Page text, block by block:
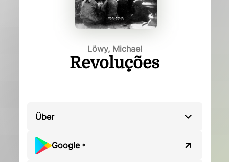
Löwy, Michael
Revoluções
Über
Google *